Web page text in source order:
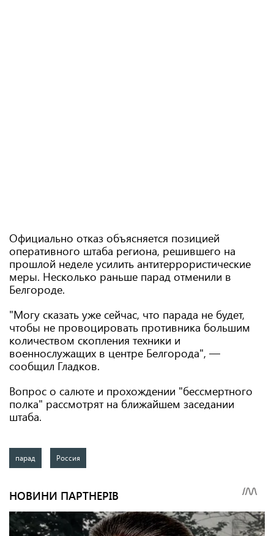
Официально отказ объясняется позицией
оперативного штаба региона, решившего на
прошлой неделе усилить антитеррористические
меры. Несколько раньше парад отменили в
Белгороде.
"Могу сказать уже сейчас, что парада не будет,
чтобы не провоцировать противника большим
количеством скопления техники и
военнослужащих в центре Белгорода", —
сообщил Гладков.
Вопрос о салюте и прохождении "бессмертного
полка" рассмотрят на ближайшем заседании
штаба.
парад Россия